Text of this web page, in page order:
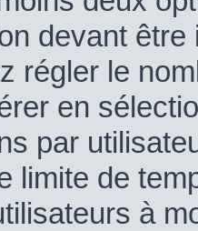
devant
régler le
en
par
limite de
à